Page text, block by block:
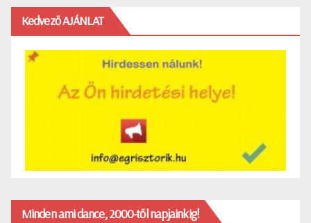
Kedvező AJÁNLAT
Minden ami dance, 2000-től napjainkig!